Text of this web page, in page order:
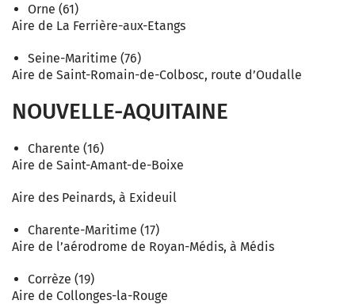
Orne (61)
Aire de La Ferrière-aux-Etangs
Seine-Maritime (76)
Aire de Saint-Romain-de-Colbosc, route d’Oudalle
NOUVELLE-AQUITAINE
Charente (16)
Aire de Saint-Amant-de-Boixe
Aire des Peinards, à Exideuil
Charente-Maritime (17)
Aire de l’aérodrome de Royan-Médis, à Médis
Corrèze (19)
Aire de Collonges-la-Rouge